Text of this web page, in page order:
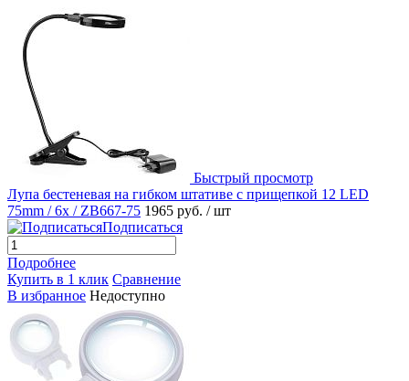
Быстрый просмотр
Лупа бестеневая на гибком штативе c прищепкой 12 LED
75mm / 6x / ZB667-75 1965 руб. / шт
Подписаться
Подробнее
Купить в 1 клик Сравнение
В избранное Недоступно